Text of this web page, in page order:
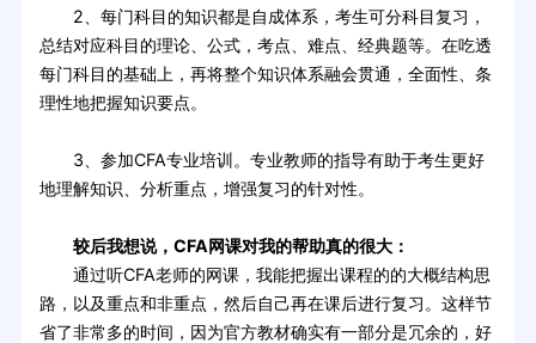
2、每门科目的知识都是自成体系，考生可分科目复习，
总结对应科目的理论、公式，考点、难点、经典题等。在吃透
每门科目的基础上，再将整个知识体系融会贯通，全面性、条
理性地把握知识要点。
3、参加CFA专业培训。专业教师的指导有助于考生更好
地理解知识、分析重点，增强复习的针对性。
较后我想说，CFA网课对我的帮助真的很大：
通过听CFA老师的网课，我能把握出课程的的大概结构思
路，以及重点和非重点，然后自己再在课后进行复习。这样节
省了非常多的时间，因为官方教材确实有一部分是冗余的，好